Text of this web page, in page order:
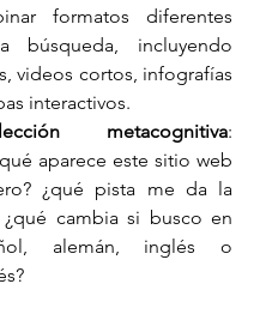
formatos diferentes
búsqueda, incluyendo
videos cortos, infografías
interactivos.
lección metacognitiva:
aparece este sitio web
¿qué pista me da la
¿qué cambia si busco en
alemán, inglés o